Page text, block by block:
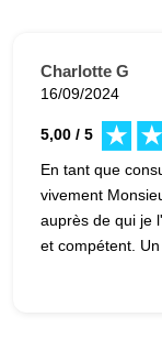
Charlotte G
16/09/2024
5,00 / 5
En tant que
vivement
auprès de qui je
et compétent.